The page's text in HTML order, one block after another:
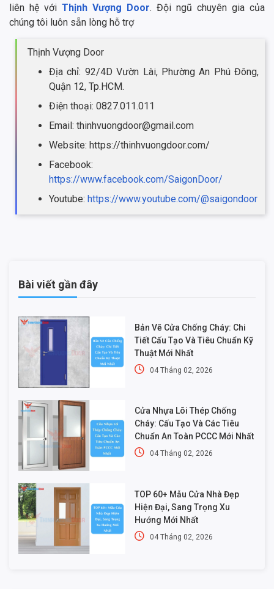
liên hệ với Thịnh Vượng Door. Đội ngũ chuyên gia của
chúng tôi luôn sẵn lòng hỗ trợ
Thịnh Vượng Door
Địa chỉ: 92/4D Vườn Lài, Phường An Phú Đông,
Quận 12, Tp.HCM.
Điện thoại: 0827.011.011
Email: thinhvuongdoor@gmail.com
Website: https://thinhvuongdoor.com/
Facebook:
https://www.facebook.com/SaigonDoor/
Youtube: https://www.youtube.com/@saigondoor
Bài viết gần đây
Bản Vẽ Cửa Chống Cháy: Chi
Tiết Cấu Tạo Và Tiêu Chuẩn Kỹ
Thuật Mới Nhất
04 Tháng 02, 2026
Cửa Nhựa Lõi Thép Chống
Cháy: Cấu Tạo Và Các Tiêu
Chuẩn An Toàn PCCC Mới Nhất
04 Tháng 02, 2026
TOP 60+ Mẫu Cửa Nhà Đẹp
Hiện Đại, Sang Trọng Xu
Hướng Mới Nhất
04 Tháng 02, 2026